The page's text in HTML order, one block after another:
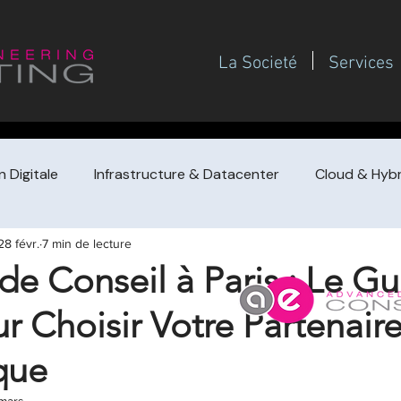
La Societé Services
Digitale Infrastructure & Datacenter Cloud &
SI
prestataire Achat de conseil (guides dirigeants
Redressement / turnaround & croissa
Conseil à Paris : Le
Choisir Votre
févr. 7 min de lecture